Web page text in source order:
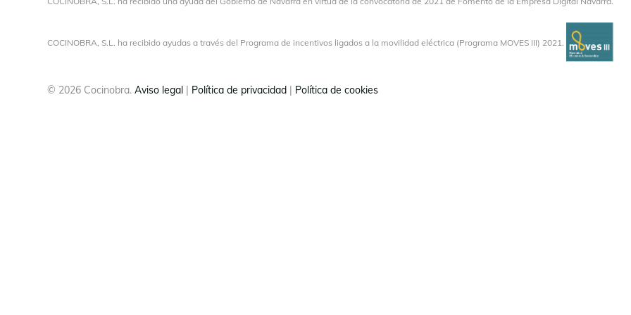
COCINOBRA, S.L. ha recibido ayudas a través del Programa de incentivos ligados a la movilidad eléctrica (Programa MOVES III) 2021.
© 2026 Cocinobra.Aviso legal Política de privacidad Política de cookies